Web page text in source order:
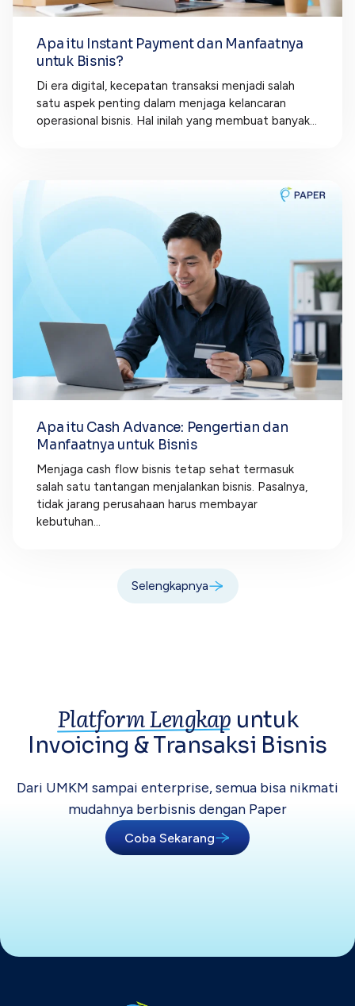
Apa itu Instant Payment dan Manfaatnya
untuk Bisnis?
Di era digital, kecepatan transaksi menjadi salah
satu aspek penting dalam menjaga kelancaran
operasional bisnis. Hal inilah yang membuat banyak...
Apa itu Cash Advance: Pengertian dan
Manfaatnya untuk Bisnis
Menjaga cash flow bisnis tetap sehat termasuk
salah satu tantangan menjalankan bisnis. Pasalnya,
tidak jarang perusahaan harus membayar
kebutuhan...
Selengkapnya
Platform Lengkap untuk
Invoicing &Transaksi Bisnis
Dari UMKM sampai enterprise, semua bisa nikmati
mudahnya berbisnis dengan Paper
Coba Sekarang